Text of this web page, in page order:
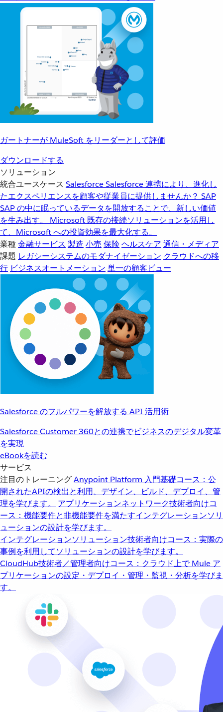
ガートナーが MuleSoft をリーダーとして評価
ダウンロードする
ソリューション
統合ユースケース SalesforceSalesforce 連携により、進化し
たエクスペリエンスを顧客や従業員に提供しませんか？ SAP
SAP の中に眠っているデータを開放することで、新しい価値
を生み出す。
Microsoft 既存の接続ソリューションを活用し
て、Microsoft への投資効果を最大化する。
業種金融サービス 製造 小売 保険 ヘルスケア 通信・メディア
課題 レガシーシステムのモダナイゼーション クラウドへの移
行 ビジネスオートメーション 単一の顧客ビュー
Salesforce のフルパワーを解放する API 活用術
Salesforce Customer 360との連携でビジネスのデジタル変革
を実現
eBookを読む
サービス
注目のトレーニングAnypoint Platform 入門基礎コース：公
開されたAPIの検出と利用、デザイン、ビルド、デプロイ、管
理を学びます。
アプリケーションネットワーク技術者向けコ
ース：機能要件と非機能要件を満たすインテグレーションソリ
ューションの設計を学びます。
インテグレーションソリューション技術者向けコース：実際の
事例を利用してソリューションの設計を学びます。
CloudHub技術者／管理者向けコース：クラウド上で Mule ア
プリケーションの設定・デプロイ・管理・監視・分析を学びま
す。